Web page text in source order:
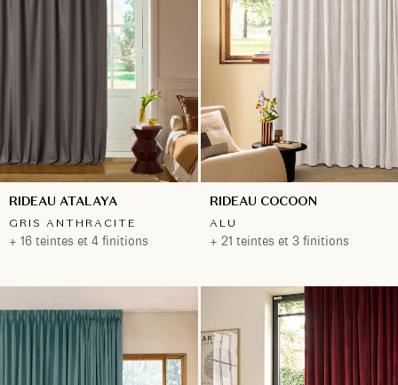
RIDEAU ATALAYA
GRIS ANTHRACITE
+ 16 teintes et 4 finitions
RIDEAU COCOON
ALU
+ 21 teintes et 3 finitions